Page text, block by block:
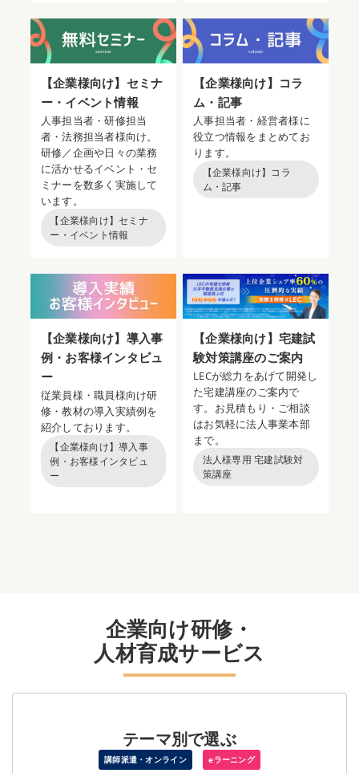
【企業様向け】セミナ
ー・イベント情報
人事担当者・研修担当
者・法務担当者様向け。
研修／企画や日々の業務
に活かせるイベント・セ
ミナーを数多く実施して
います。
【企業様向け】セミナ
ー・イベント情報
【企業様向け】コラ
ム・記事
人事担当者・経営者様に
役立つ情報をまとめてお
ります。
【企業様向け】コラ
ム・記事
【企業様向け】導入事
例・お客様インタビュ
ー
従業員様・職員様向け研
修・教材の導入実績例を
紹介しております。
【企業様向け】導入事
例・お客様インタビュ
ー
【企業様向け】宅建試
験対策講座のご案内
LECが総力をあげて開発し
た宅建講座のご案内で
す。お見積もり・ご相談
はお気軽に法人事業本部
まで。
法人様専用 宅建試験対
策講座
企業向け研修・
人材育成サービス
テーマ別で選ぶ
講師派遣・オンライン eラーニング